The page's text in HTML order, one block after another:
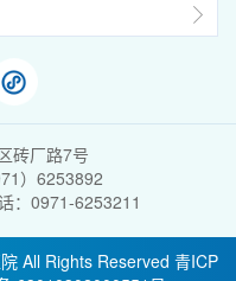
砖厂路7号
）6253892
：0971-6253211
All Rights Reserved 青ICP